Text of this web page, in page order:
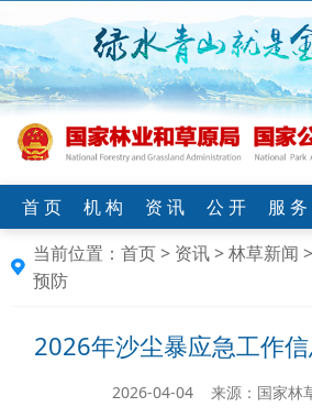
首 页 机 构 资 讯 公 开 服 务
当前位置： 首页> 资讯>林草新闻 >
预防
2026年沙尘暴应急工作信
2026-04-04 来源：国家林